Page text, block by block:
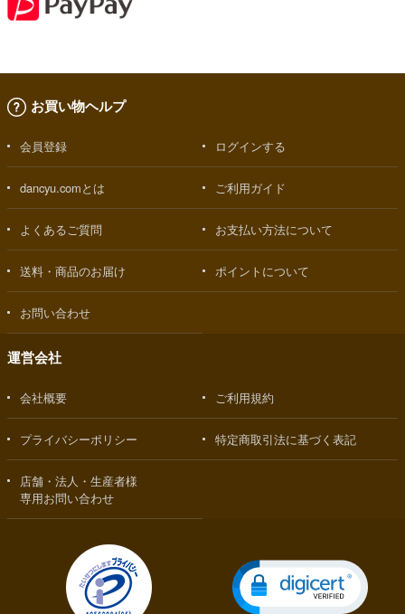
お買い物ヘルプ
会員登録 ログインする
dancyu.comとは ご利用ガイド
よくあるご質問 お支払い方法について
送料・商品のお届け ポイントについて
お問い合わせ
運営会社
会社概要 ご利用規約
プライバシーポリシー 特定商取引法に基づく表記
店舗・法人・生産者様
専用お問い合わせ